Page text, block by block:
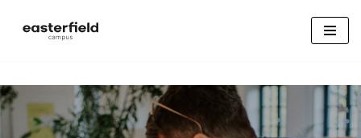
springen